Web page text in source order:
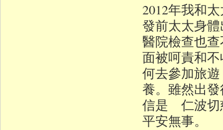
2012年我和
發前太太身
醫院檢查也
面被呵責和
何去參加旅
養。雖然出
信是 仁波切
平安無事。